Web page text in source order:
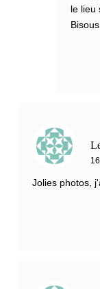
le lieu
Jolies photos,